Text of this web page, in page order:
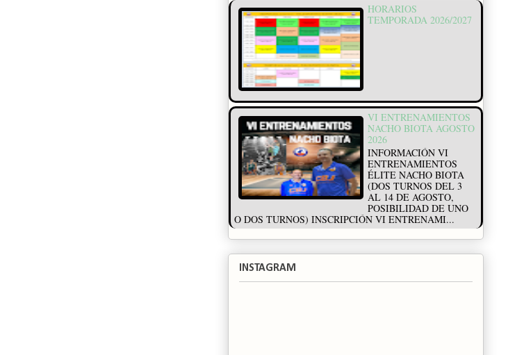
HORARIOS
TEMPORADA 2026/2027
VI ENTRENAMIENTOS
NACHO BIOTA AGOSTO
2026
INFORMACIÓN VI
ENTRENAMIENTOS
ÉLITE NACHO BIOTA
(DOS TURNOS DEL 3
AL 14 DE AGOSTO,
POSIBILIDAD DE UNO
O DOS TURNOS) INSCRIPCIÓN VI ENTRENAMI...
INSTAGRAM